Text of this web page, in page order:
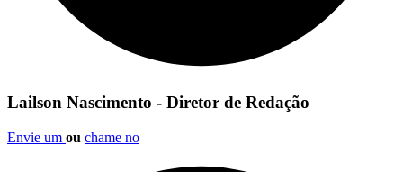
Lailson Nascimento - Diretor de Redação
Envie um ou chame no